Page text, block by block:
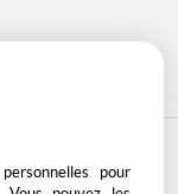
pour